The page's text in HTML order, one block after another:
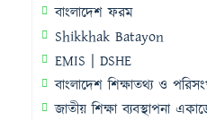
বাংলাদেশ ফরম
Shikkhak Batayon
EMIS | DSHE
বাংলাদেশ শিক্ষাতথ্য ও
জাতীয় শিক্ষা ব্যবস্থাপনা